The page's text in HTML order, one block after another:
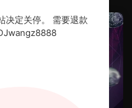
免费分享·轻音乐串烧
免费
决定关停。 需要退款